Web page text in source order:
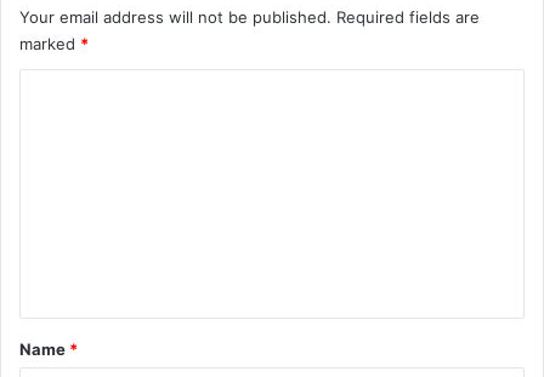
Your email address will not be published. Required fields are
marked *
*
Name *